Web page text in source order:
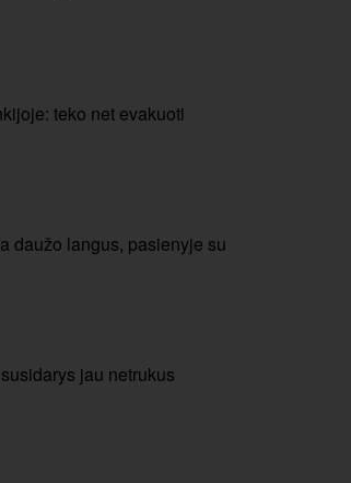
teko net evakuoti
daužo langus, pasienyje su
jau netrukus